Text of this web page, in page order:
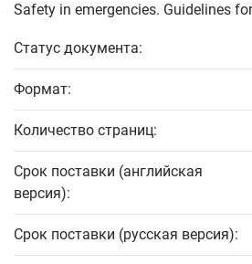
Safety in emergencies. Guidelines
Статус документа:
Формат:
Количество страниц:
Срок поставки (английская
версия):
Срок поставки (русская версия):